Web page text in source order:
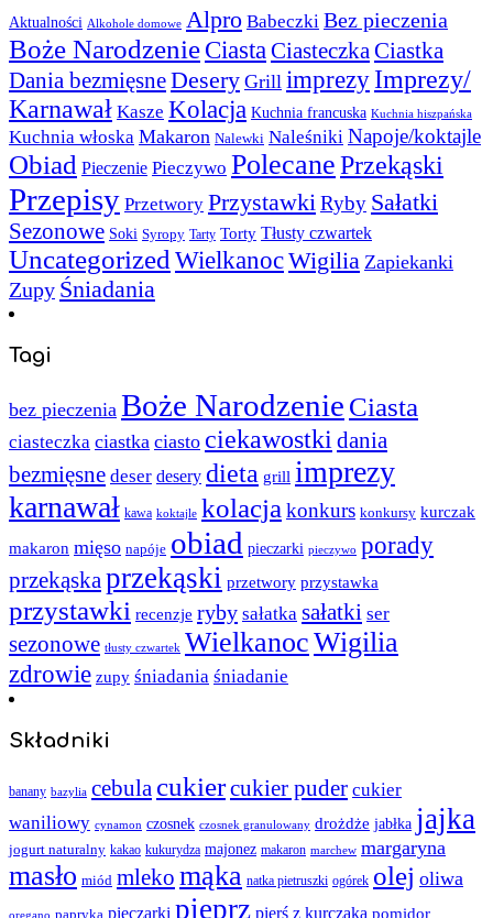
Aktualności Alkohole domowe Alpro Babeczki Bez pieczenia
Boże NarodzenieCiastaCiasteczkaCiastka
Dania bezmięsneDesery Grill imprezy Imprezy/
Karnawał Kasze Kolacja Kuchnia francuska Kuchnia hiszpańska
Kuchnia włoska Makaron Nalewki Naleśniki Napoje/koktajle
Obiad Pieczenie Pieczywo PolecanePrzekąski
Przepisy Przetwory PrzystawkiRyby Sałatki
Sezonowe Soki Syropy Tarty Torty Tłusty czwartek
UncategorizedWielkanocWigilia Zapiekanki
Zupy Śniadania
Tagi
bez pieczenia Boże Narodzenie Ciasta
ciasteczka ciastka ciasto ciekawostki dania
bezmięsne deser desery dieta grill imprezy
karnawał kawa koktajle kolacja konkurs konkursy kurczak
makaron mięso napóje obiad pieczarki pieczywo porady
przekąskaprzekąski przetwory przystawka
przystawki recenzje ryby sałatka sałatki ser
sezonowe tłusty czwartek WielkanocWigilia
zdrowie zupy śniadania śniadanie
Składniki
banany bazylia cebula cukiercukier puder cukier
waniliowy cynamon czosnek czosnek granulowany drożdże jabłka jajka
jogurt naturalny kakao kukurydza majonez makaron marchew margaryna
masło miód mleko mąka natka pietruszki ogórek olej oliwa
oregano papryka pieczarki pieprz pierś z kurczaka pomidor